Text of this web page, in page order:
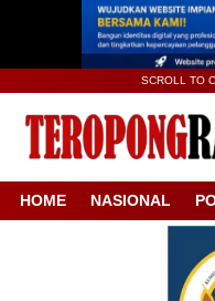
SCROLL TO
HOME NASIONAL